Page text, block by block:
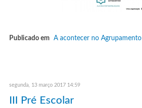
Publicado em A acontecer no Agrupamento
segunda, 13 março 2017 14:59
III Pré Escolar